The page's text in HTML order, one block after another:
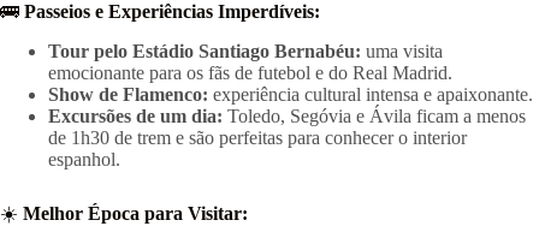
🚌 Passeios e Experiências Imperdíveis:
Tour pelo Estádio Santiago Bernabéu: uma visita
emocionante para os fãs de futebol e do Real Madrid.
Show de Flamenco: experiência cultural intensa e apaixonante.
Excursões de um dia: Toledo, Segóvia e Ávila ficam a menos
de 1h30 de trem e são perfeitas para conhecer o interior
espanhol.
☀️ Melhor Época para Visitar: